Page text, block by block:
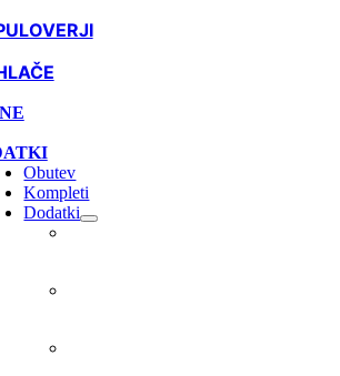
Obutev
Kompleti
Dodatki